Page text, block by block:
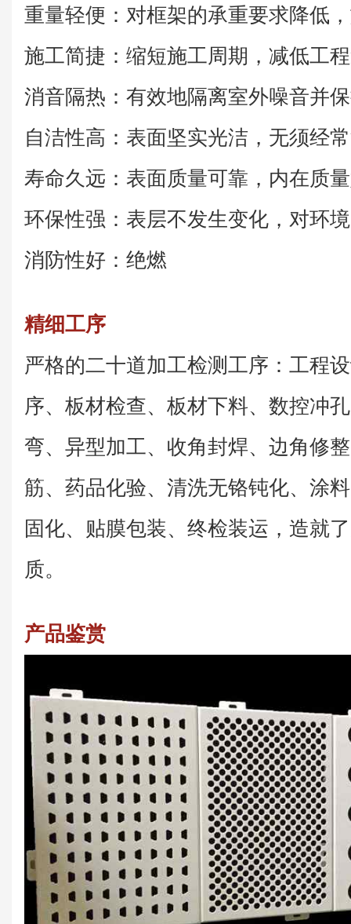
重量轻便：对框架的承重要求降低
施工简捷：缩短施工周期，减低工
消音隔热：有效地隔离室外噪音并
自洁性高：表面坚实光洁，无须经
寿命久远：表面质量可靠，内在质
环保性强：表层不发生变化，对环
消防性好：绝燃
精细工序
严格的二十道加工检测工序：工程
序、板材检查、板材下料、数控冲
弯、异型加工、收角封焊、边角修
筋、药品化验、清洗无铬钝化、涂
固化、贴膜包装、终检装运，造就
质。
产品鉴赏